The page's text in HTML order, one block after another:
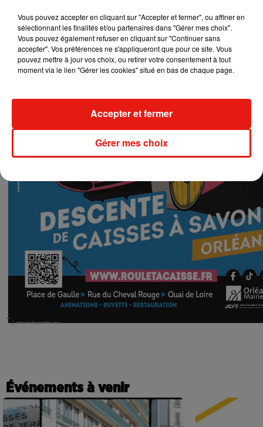
Événements à venir
Vous pouvez accepter en cliquant sur "Accepter et fermer", ou affiner en
sélectionnant les finalités et/ou partenaires dans "Gérer mes choix".
Vous pouvez également refuser en cliquant sur "Continuer sans
accepter". Vos préférences ne s'appliqueront que pour ce site. Vous
pouvez mettre à jour vos choix, ou retirer votre consentement à tout
moment via le lien "Gérer les cookies" situé en bas de chaque page.
Gérer mes choix
Accepter et fermer